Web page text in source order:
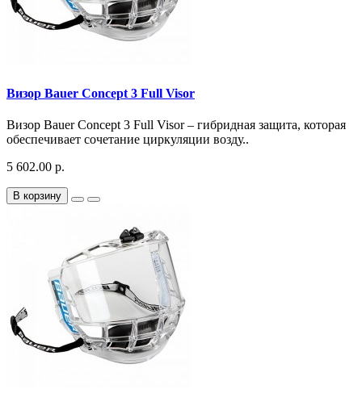
Визор Bauer Concept 3 Full Visor
Визор Bauer Concept 3 Full Visor – гибридная защита, которая
обеспечивает сочетание циркуляции возду..
5 602.00 р.
В корзину